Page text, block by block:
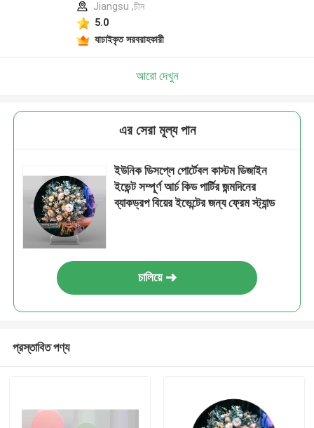
Jiangsu ,চীন
5.0
যাচাইকৃত সরবরাহকারী
আরো দেখুন
এর সেরা মূল্য পান
ইউনিক ডিসপ্লে পোর্টেবল কাস্টম ডিজাইন
ইভেন্ট সম্পূর্ণ আর্চ কিড পার্টির জন্মদিনের
ব্যাকড্রপ বিয়ের ইভেন্টের জন্য ফ্রেম স্ট্যান্ড
চালিয়ে
প্রস্তাবিত পণ্য